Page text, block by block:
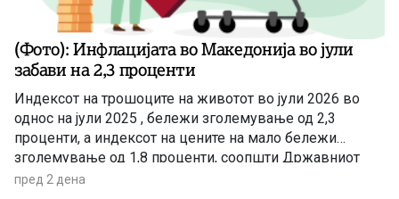
(Фото): Инфлацијата во Македонија во јули
забави на 2,3 проценти
Индексот на трошоците на животот во јули 2026 во
однос на јули 2025 , бележи зголемување од 2,3
проценти, а индексот на цените на мало бележи
зголемување од 1,8 проценти, соопшти Државниот
завод за статистика. Станува збор за благо забавување
пред 2 дена